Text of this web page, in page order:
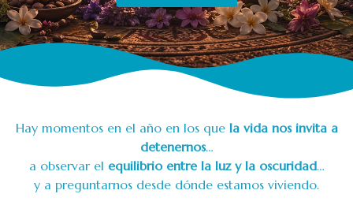
Hay momentos en el año en los que la vida nos invita a
detenernos…
a observar el equilibrio entre la luz y la oscuridad…
y a preguntarnos desde dónde estamos viviendo.